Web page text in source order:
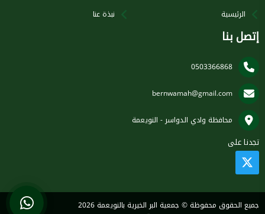
الرئيسية نبذة عنا
إتصل بنا
0503366868
bernwamah@gmail.com
محافظة وادي الدواسر - النويعمة
تجدنا على
جميع الحقوق محفوظة © جمعية البر الخيرية بالنويعمة 2026